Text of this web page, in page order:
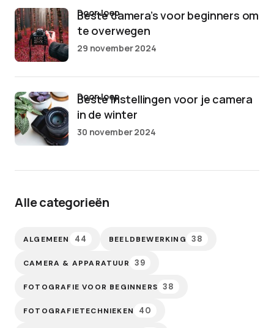
Beste camera’s voor beginners om
te overwegen
door Joep
29 november 2024
Beste instellingen voor je camera
in de winter
door Joep
30 november 2024
Alle categorieën
ALGEMEEN 44 BEELDBEWERKING 38
CAMERA & APPARATUUR 39
FOTOGRAFIE VOOR BEGINNERS 38
FOTOGRAFIETECHNIEKEN 40